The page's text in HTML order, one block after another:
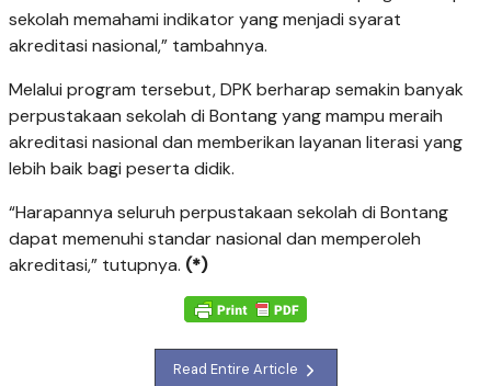
sekolah memahami indikator yang menjadi syarat
akreditasi nasional,” tambahnya.
Melalui program tersebut, DPK berharap semakin banyak
perpustakaan sekolah di Bontang yang mampu meraih
akreditasi nasional dan memberikan layanan literasi yang
lebih baik bagi peserta didik.
“Harapannya seluruh perpustakaan sekolah di Bontang
dapat memenuhi standar nasional dan memperoleh
akreditasi,” tutupnya. (*)
Read Entire Article